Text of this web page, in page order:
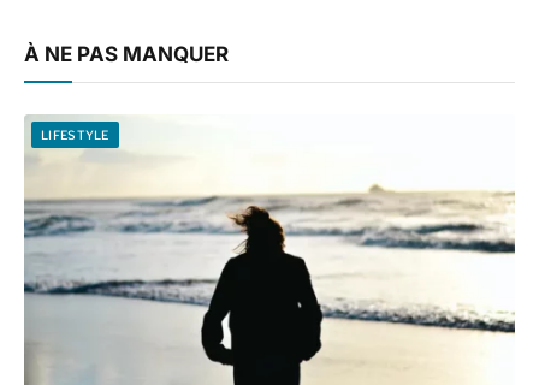
À NE PAS MANQUER
LIFESTYLE